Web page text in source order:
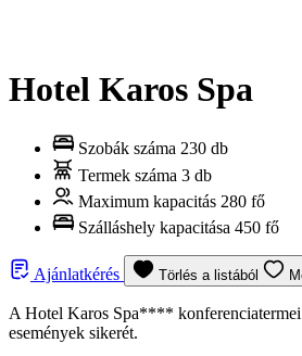
Hotel Karos Spa
Szobák száma 230 db
Termek száma 3 db
Maximum kapacitás 280 fő
Szálláshely kapacitása 450 fő
Ajánlatkérés Törlés a listából
A Hotel Karos Spa**** konferenciatermei
események sikerét.